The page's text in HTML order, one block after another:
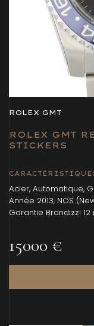
ROLEX GMT
ROLEX GMT
STICKERS
Acier, Automatique,
Année 2013, NOS
Garantie Brandizzi 12
15000 €